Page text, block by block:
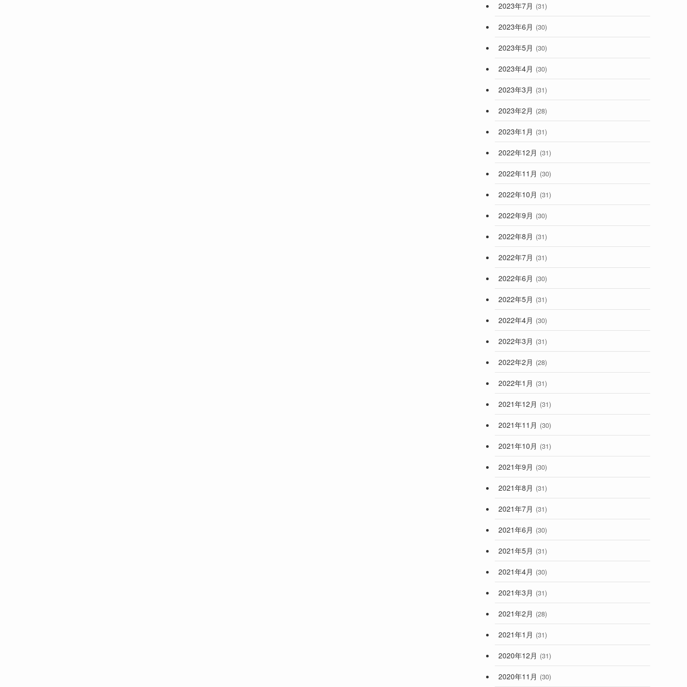
2023年7月 (31)
2023年6月 (30)
2023年5月 (30)
2023年4月 (30)
2023年3月 (31)
2023年2月 (28)
2023年1月 (31)
2022年12月 (31)
2022年11月 (30)
2022年10月 (31)
2022年9月 (30)
2022年8月 (31)
2022年7月 (31)
2022年6月 (30)
2022年5月 (31)
2022年4月 (30)
2022年3月 (31)
2022年2月 (28)
2022年1月 (31)
2021年12月 (31)
2021年11月 (30)
2021年10月 (31)
2021年9月 (30)
2021年8月 (31)
2021年7月 (31)
2021年6月 (30)
2021年5月 (31)
2021年4月 (30)
2021年3月 (31)
2021年2月 (28)
2021年1月 (31)
2020年12月 (31)
2020年11月 (30)